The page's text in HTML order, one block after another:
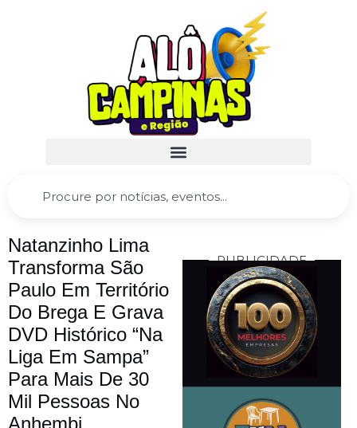
Natanzinho Lima
Transforma São
Paulo Em Território
Do Brega E Grava
DVD Histórico “Na
Liga Em Sampa”
Para Mais De 30
Mil Pessoas No
PUBLICIDADE